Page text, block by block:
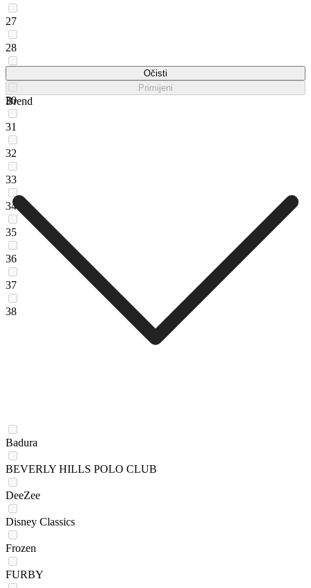
27
28
30
31
32
33
34
35
36
37
38
Očisti
Primijeni
Brend
Badura
BEVERLY HILLS POLO CLUB
DeeZee
Disney Classics
Frozen
FURBY